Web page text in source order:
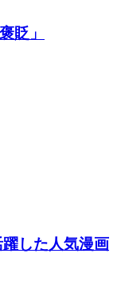
貶」
した人気漫画